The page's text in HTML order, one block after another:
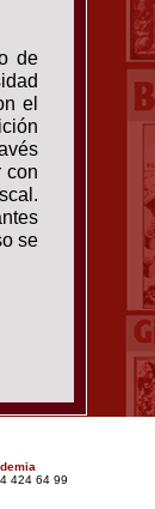
de
el
con
se
424 64 99